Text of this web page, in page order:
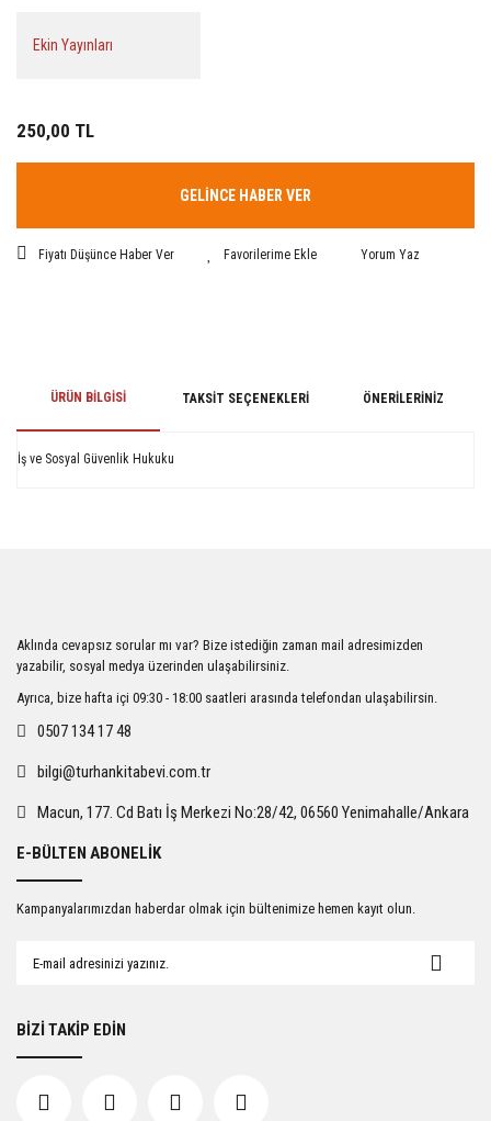
Ekin Yayınları
250,00 TL
GELİNCE HABER VER
Fiyatı Düşünce Haber Ver Yorum Yaz
ÜRÜN BILGISI TAKSIT SEÇENEKLERI ÖNERILERINIZ
İş ve Sosyal Güvenlik Hukuku
Ürün açıklamasında eksik bilgiler bulunuyor.
Ürün bilgilerinde hatalar bulunuyor.
Ürün fiyatı diğer sitelerden daha pahalı.
Gönder
Aklında cevapsız sorular mı var? Bize istediğin zaman mail adresimizden
yazabilir, sosyal medya üzerinden ulaşabilirsiniz.
Ayrıca, bize hafta içi 09:30 - 18:00 saatleri arasında telefondan ulaşabilirsin.
0507 134 17 48
bilgi@turhankitabevi.com.tr
Macun, 177. Cd Batı İş Merkezi No:28/42, 06560 Yenimahalle/Ankara
E-BÜLTEN ABONELİK
Kampanyalarımızdan haberdar olmak için bültenimize hemen kayıt olun.
BİZİ TAKİP EDİN